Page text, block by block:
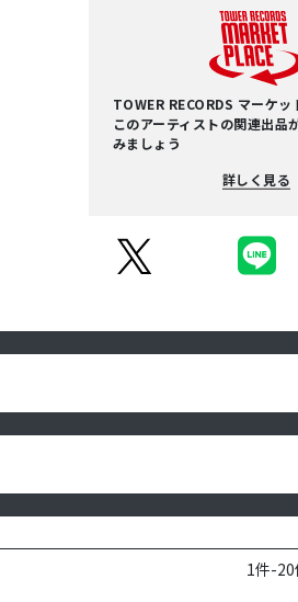
TOWER RECORDS マーケッ
このアーティストの関連出品
みましょう
詳しく見る
1件-